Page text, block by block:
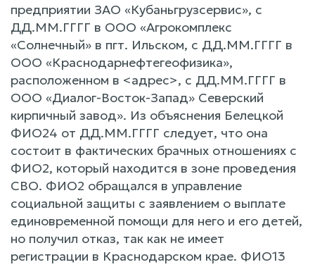
предприятии ЗАО «Кубаньгрузсервис», с
ДД.ММ.ГГГГ в ООО «Агрокомплекс
«Солнечный» в пгт. Ильском, с ДД.ММ.ГГГГ в
ООО «Краснодарнефтегеофизика»,
расположенном в <адрес>, с ДД.ММ.ГГГГ в
ООО «Диалог-Восток-Запад» Северский
кирпичный завод». Из объяснения Белецкой
ФИО24 от ДД.ММ.ГГГГ следует, что она
состоит в фактических брачных отношениях с
ФИО2, который находится в зоне проведения
СВО. ФИО2 обращался в управление
социальной защиты с заявлением о выплате
единовременной помощи для него и его детей,
но получил отказ, так как не имеет
регистрации в Краснодарском крае. ФИО13